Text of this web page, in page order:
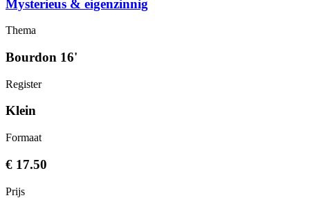
Mysterieus & eigenzinnig
Thema
Bourdon 16'
Register
Klein
Formaat
€ 17.50
Prijs